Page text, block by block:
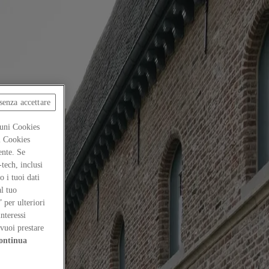
Cookies
Cookies
Se
inclusi
i tuoi dati
tuo
per ulteriori
prestare
accettare